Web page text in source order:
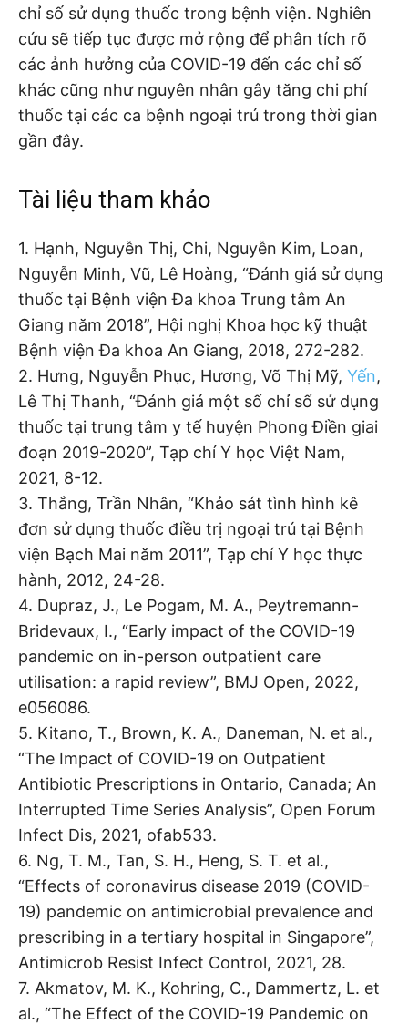
chỉ số sử dụng thuốc trong bệnh viện. Nghiên
cứu sẽ tiếp tục được mở rộng để phân tích rõ
các ảnh hưởng của COVID-19 đến các chỉ số
khác cũng như nguyên nhân gây tăng chi phí
thuốc tại các ca bệnh ngoại trú trong thời gian
gần đây.
Tài liệu tham khảo
1. Hạnh, Nguyễn Thị, Chi, Nguyễn Kim, Loan,
Nguyễn Minh, Vũ, Lê Hoàng, “Đánh giá sử dụng
thuốc tại Bệnh viện Đa khoa Trung tâm An
Giang năm 2018”, Hội nghị Khoa học kỹ thuật
Bệnh viện Đa khoa An Giang, 2018, 272-282.
2. Hưng, Nguyễn Phục, Hương, Võ Thị Mỹ, Yến,
Lê Thị Thanh, “Đánh giá một số chỉ số sử dụng
thuốc tại trung tâm y tế huyện Phong Điền giai
đoạn 2019-2020”, Tạp chí Y học Việt Nam,
2021, 8-12.
3. Thắng, Trần Nhân, “Khảo sát tình hình kê
đơn sử dụng thuốc điều trị ngoại trú tại Bệnh
viện Bạch Mai năm 2011”, Tạp chí Y học thực
hành, 2012, 24-28.
4. Dupraz, J., Le Pogam, M. A., Peytremann-
Bridevaux, I., “Early impact of the COVID-19
pandemic on in-person outpatient care
utilisation: a rapid review”, BMJ Open, 2022,
e056086.
5. Kitano, T., Brown, K. A., Daneman, N. et al.,
“The Impact of COVID-19 on Outpatient
Antibiotic Prescriptions in Ontario, Canada; An
Interrupted Time Series Analysis”, Open Forum
Infect Dis, 2021, ofab533.
6. Ng, T. M., Tan, S. H., Heng, S. T. et al.,
“Effects of coronavirus disease 2019 (COVID-
19) pandemic on antimicrobial prevalence and
prescribing in a tertiary hospital in Singapore”,
Antimicrob Resist Infect Control, 2021, 28.
7. Akmatov, M. K., Kohring, C., Dammertz, L. et
al., “The Effect of the COVID-19 Pandemic on